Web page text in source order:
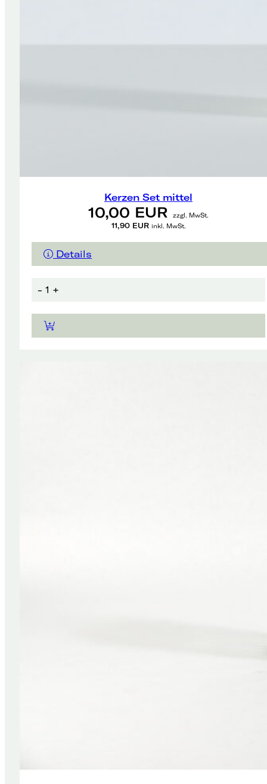
Kerzen Set mittel
10,00 EUR zzgl. MwSt.
11,90 EUR inkl. MwSt.
Details
- 1 +